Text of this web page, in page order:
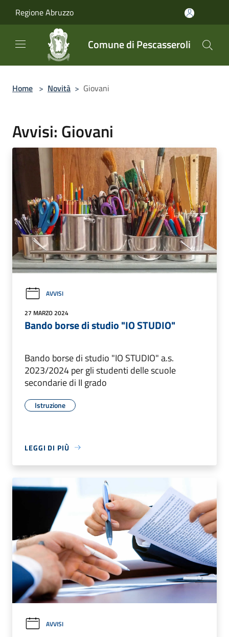
Regione Abruzzo
Comune di Pescasseroli
Home > Novità > Giovani
Avvisi: Giovani
AVVISI
27 MARZO 2024
Bando borse di studio "IO STUDIO"
Bando borse di studio "IO STUDIO" a.s.
2023/2024 per gli studenti delle scuole
secondarie di II grado
Istruzione
LEGGI DI PIÙ
AVVISI